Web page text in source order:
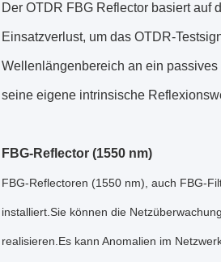
Der OTDR FBG Reflector basiert auf
Einsatzverlust, um das OTDR-
Wellenlängenbereich an ein
seine eigene intrinsische
FBG-Reflector (1550 nm)
FBG-Reflectoren (1550 nm), auch FBG-
installiert.Sie können die
realisieren.Es kann Anomalien im